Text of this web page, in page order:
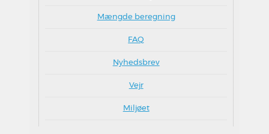
Mængde beregning
FAQ
Nyhedsbrev
Vejr
Miljøet